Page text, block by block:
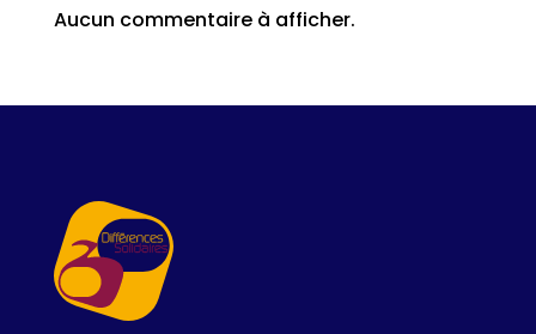
Aucun commentaire à afficher.